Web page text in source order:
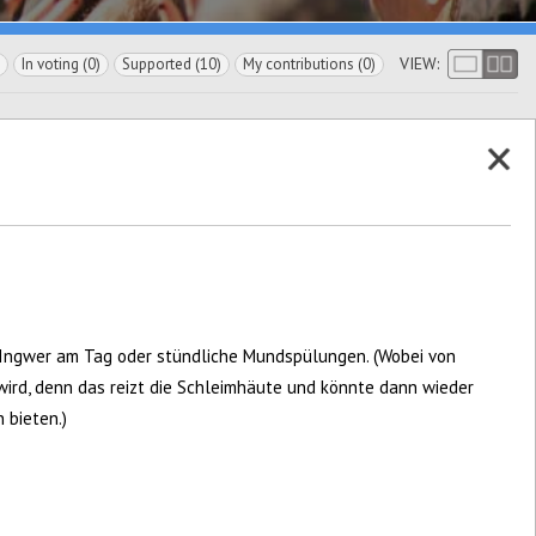
In voting (0) Supported (10) My contributions (0) VIEW:
am Tag oder stündliche Mundspülungen. (Wobei von
denn das reizt die Schleimhäute und könnte dann wieder
bieten.)